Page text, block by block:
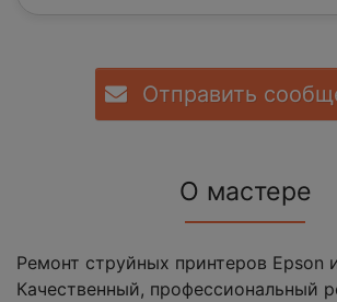
Отправить
О мастере
Ремонт струйных принтеров Epson
Качественный, профессиональный